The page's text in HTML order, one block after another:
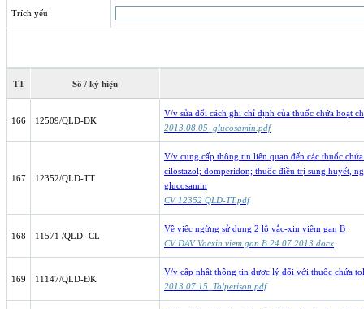
Trích yếu
TT Số / ký hiệu
166 12509/QLD-ĐK
V/v sửa đổi cách ghi chỉ định của thuốc chứa hoạt
2013.08.05_glucosamin.pdf
167 12352/QLD-TT
V/v cung cấp thông tin liên quan đến các thuốc
cilostazol; domperidon; thuốc điều trị sung huyết,
glucosamin
CV 12352 QLD-TT.pdf
168 11571 /QLD- CL
Về việc ngừng sử dụng 2 lô vắc-xin viêm gan B
CV DAV Vacxin viem gan B 24 07 2013.docx
169 11147/QLD-ĐK
V/v cập nhật thông tin dược lý đối với thuốc chứa
2013.07.15_Tolperison.pdf